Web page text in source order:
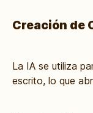
Creación de
La IA se utiliza
escrito, lo que